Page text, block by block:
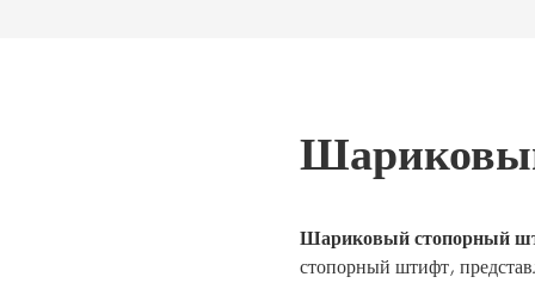
Шариковый стопорный
стопорный штифт,